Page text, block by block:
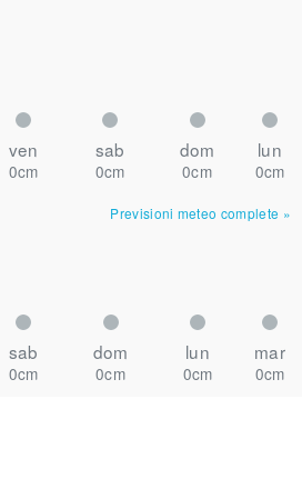
ven sab dom lun
0cm 0cm 0cm
0cm
Previsioni meteo complete »
sab dom lun mar
0cm 0cm 0cm 0cm